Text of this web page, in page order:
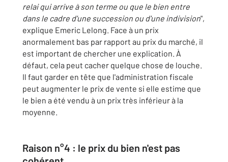
relai qui arrive à son terme ou que le bien entre
dans le cadre d'une succession ou d'une indivision",
explique Emeric Lelong. Face à un prix
anormalement bas par rapport au prix du marché, il
est important de chercher une explication. À
défaut, cela peut cacher quelque chose de louche.
Il faut garder en tête que l'administration fiscale
peut augmenter le prix de vente si elle estime que
le bien a été vendu à un prix très inférieur à la
moyenne.
Raison n°4 : le prix du bien n'est pas